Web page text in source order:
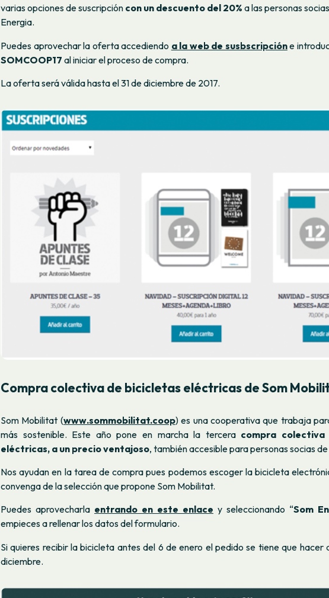
varias opciones de suscripción con un descuento del 20% a las personas
Energia.
Puedes aprovechar la oferta accediendo a la web de susbscripcióne
SOMCOOP17 al iniciar el proceso de compra.
La oferta será válida hasta el 31 de diciembre de 2017.
Compra colectiva de bicicletas eléctricas de Som
Som Mobilitat (www.sommobilitat.coop) es una cooperativa que trabaja
más sostenible. Este año pone en marcha la tercera compra
eléctricas, a un precio ventajoso, también accesible para personas socias
Nos ayudan en la tarea de compra pues podemos escoger la bicicleta
convenga de la selección que propone Som Mobilitat.
Puedes aprovecharla entrando en este enlace y seleccionando “Som
empieces a rellenar los datos del formulario.
Si quieres recibir la bicicleta antes del 6 de enero el pedido se tiene que hacer
diciembre.